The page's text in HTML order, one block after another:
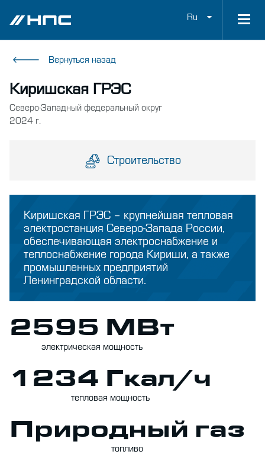
Ru
Вернуться назад
Киришская ГРЭС
Северо-Западный федеральный округ
2024 г.
Строительство
Киришская ГРЭС – крупнейшая тепловая
электростанция Северо-Запада России,
обеспечивающая электроснабжение и
теплоснабжение города Кириши, а также
промышленных предприятий
Ленинградской области.
2595 МВт
электрическая мощность
1234 Гкал/ч
тепловая мощность
Природный газ
топливо